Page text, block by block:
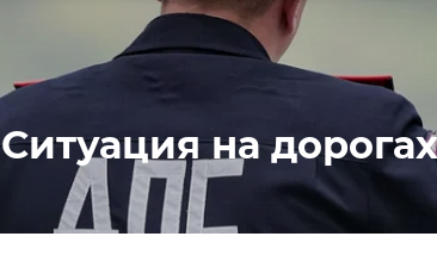
Ситуация на